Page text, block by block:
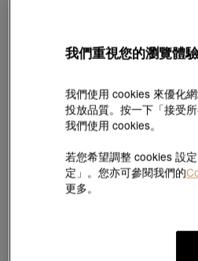
熱銷
「珍藏篇」999.9黃金萬事如意金片(5克)
HK$6,283
我們重視您的瀏覽體
我們使用 cookies 來優化
投放品質。按一下「接受
我們使用 cookies。
若您希望調整 cookies 設
定」。您亦可參閱我們的
更多。